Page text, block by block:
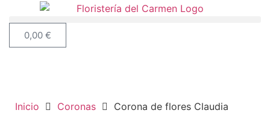
0,00 €
Inicio Coronas Corona de flores Claudia